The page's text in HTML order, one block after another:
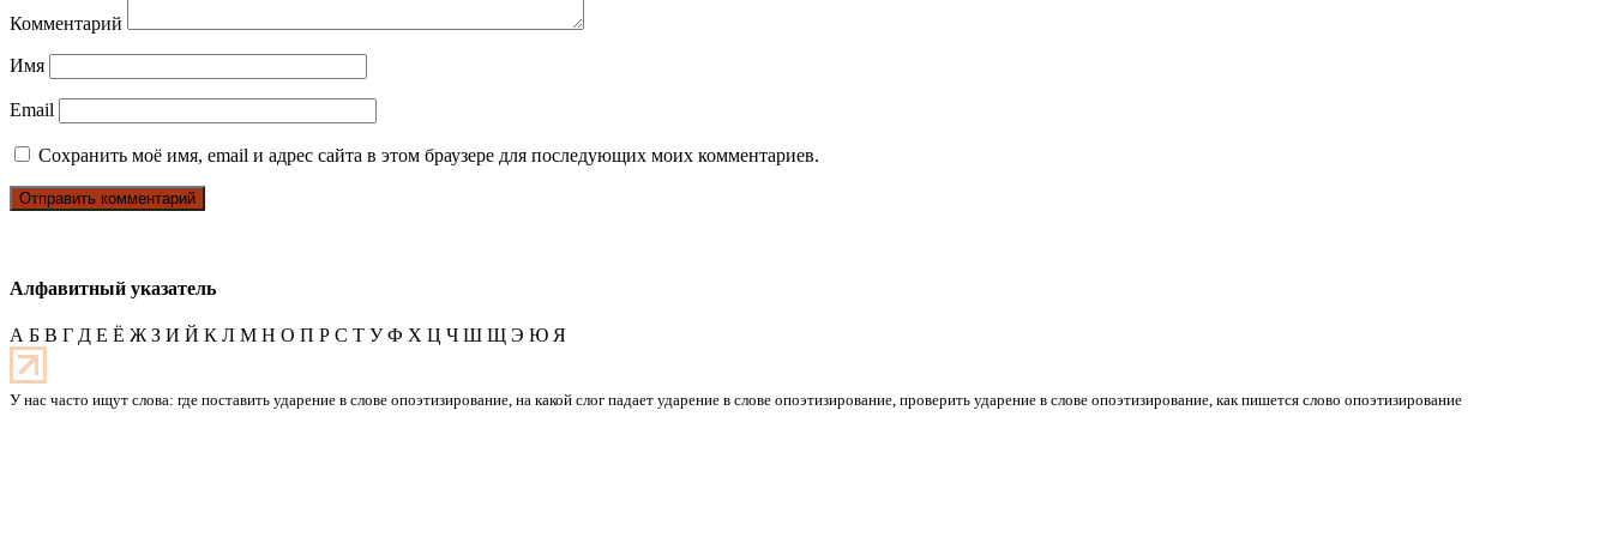
Комментарий
Имя
Email
Сохранить моё имя, email и адрес сайта в этом браузере для последующих моих комментариев.
Алфавитный указатель
А Б В Г Д Е Ё Ж З И Й К Л М Н О П Р С Т У Ф Х Ц Ч Ш Щ Э Ю Я
У нас часто ищут слова: где поставить ударение в слове опоэтизирование, на какой слог падает ударение в слове опоэтизирование, проверить ударение в слове опоэтизирование, как пишется слово опоэтизирование